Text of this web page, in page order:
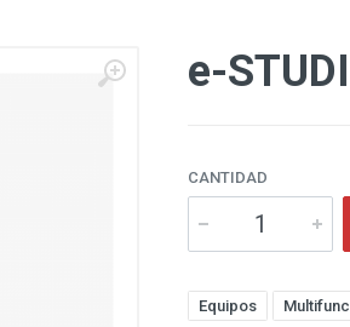
e-
CANTIDAD
Equipos